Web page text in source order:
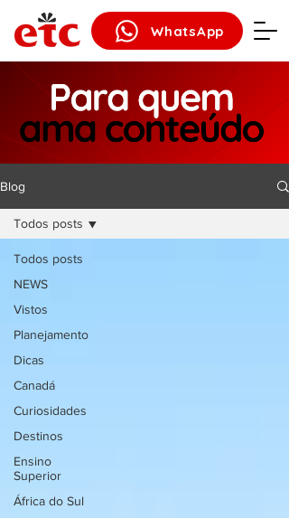
WhatsApp
Blog
Todos posts
NEWS
Vistos
Planejamento
Dicas
Canadá
Curiosidades
Destinos
Ensino
Superior
África do Sul
Todos posts